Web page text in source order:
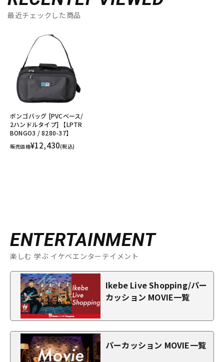
最近チェックした商品
ボンゴバッグ [PVCベース/
2ハンドルタイプ] 【LPTR
BONGO3 / 8280-37】
販売価格¥12,430(税込)
ENTERTAINMENT
楽しむ 学ぶ イケベエンターテイメント
Ikebe Live Shopping/パー
カッション MOVIE一覧
パーカッション MOVIE一覧